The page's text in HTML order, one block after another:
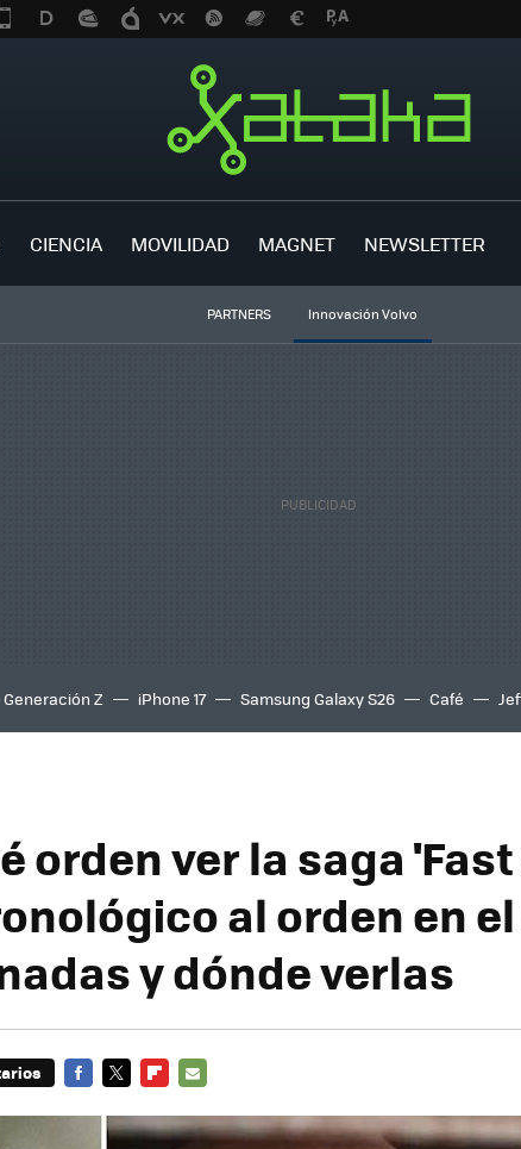
CIENCIA MOVILIDAD MAGNET NEWSLETTER
PARTNERS Innovación Volvo
Generación Z iPhone 17 Samsung Galaxy S26 Café
orden ver la saga
al orden en
y dónde verlas
MAIL